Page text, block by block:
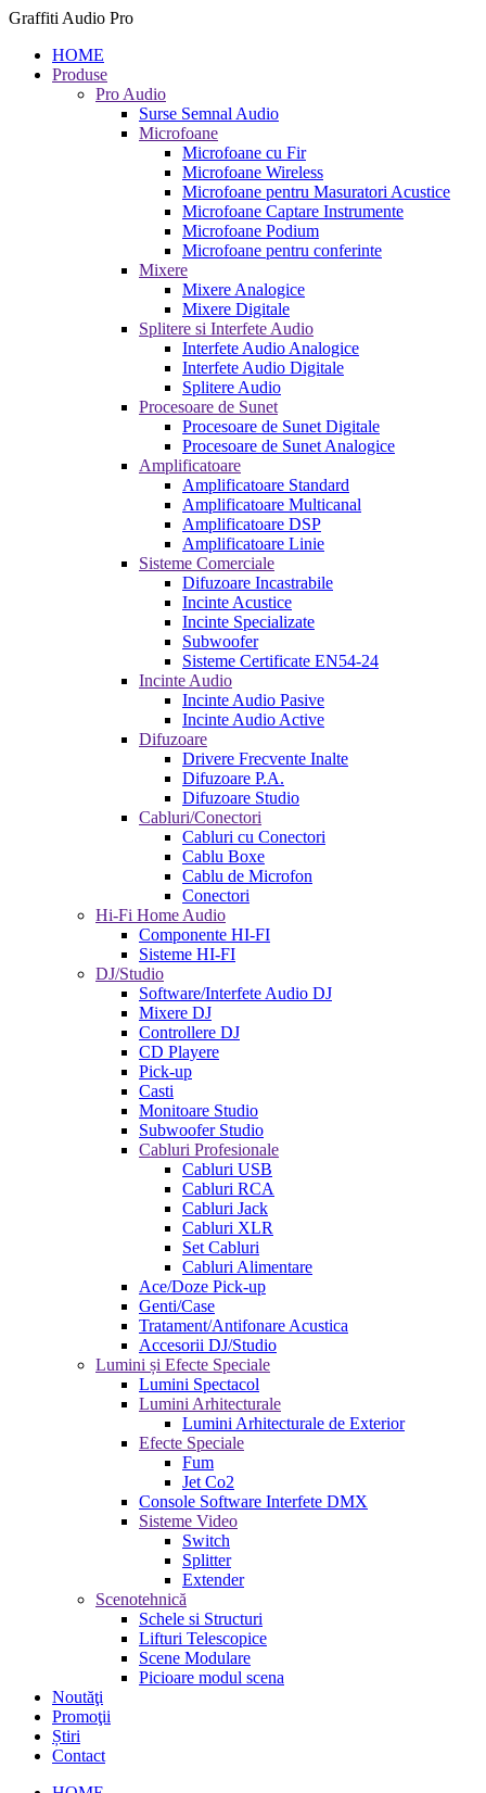
Graffiti Audio Pro
HOME
Produse
Pro Audio
Surse Semnal Audio
Microfoane
Microfoane cu Fir
Microfoane Wireless
Microfoane pentru Masuratori Acustice
Microfoane Captare Instrumente
Microfoane Podium
Microfoane pentru conferinte
Mixere
Mixere Analogice
Mixere Digitale
Splitere si Interfete Audio
Interfete Audio Analogice
Interfete Audio Digitale
Splitere Audio
Procesoare de Sunet
Procesoare de Sunet Digitale
Procesoare de Sunet Analogice
Amplificatoare
Amplificatoare Standard
Amplificatoare Multicanal
Amplificatoare DSP
Amplificatoare Linie
Sisteme Comerciale
Difuzoare Incastrabile
Incinte Acustice
Incinte Specializate
Subwoofer
Sisteme Certificate EN54-24
Incinte Audio
Incinte Audio Pasive
Incinte Audio Active
Difuzoare
Drivere Frecvente Inalte
Difuzoare P.A.
Difuzoare Studio
Cabluri/Conectori
Cabluri cu Conectori
Cablu Boxe
Cablu de Microfon
Conectori
Hi-Fi Home Audio
Componente HI-FI
Sisteme HI-FI
DJ/Studio
Software/Interfete Audio DJ
Mixere DJ
Controllere DJ
CD Playere
Pick-up
Casti
Monitoare Studio
Subwoofer Studio
Cabluri Profesionale
Cabluri USB
Cabluri RCA
Cabluri Jack
Cabluri XLR
Set Cabluri
Cabluri Alimentare
Ace/Doze Pick-up
Genti/Case
Tratament/Antifonare Acustica
Accesorii DJ/Studio
Lumini și Efecte Speciale
Lumini Spectacol
Lumini Arhitecturale
Lumini Arhitecturale de Exterior
Efecte Speciale
Fum
Jet Co2
Console Software Interfete DMX
Sisteme Video
Switch
Splitter
Extender
Scenotehnică
Schele si Structuri
Lifturi Telescopice
Scene Modulare
Picioare modul scena
Noutăţi
Promoţii
Știri
Contact